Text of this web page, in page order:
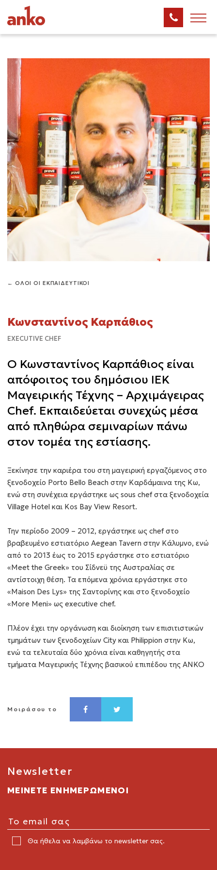
← ΟΛΟΙ ΟΙ ΕΚΠΑΙΔΕΥΤΙΚΟΙ
Κωνσταντίνος Καρπάθιος
EXECUTIVE CHEF
Ο Κωνσταντίνος Καρπάθιος είναι
απόφοιτος του δημόσιου ΙΕΚ
Μαγειρικής Τέχνης – Αρχιμάγειρας
Chef. Εκπαιδεύεται συνεχώς μέσα
από πληθώρα σεμιναρίων πάνω
στον τομέα της εστίασης.
Ξεκίνησε την καριέρα του στη μαγειρική εργαζόμενος στο
ξενοδοχείο Porto Bello Beach στην Καρδάμαινα της Κω,
ενώ στη συνέχεια εργάστηκε ως sous chef στα ξενοδοχεία
Village Hotel και Kos Bay View Resort.
Την περίοδο 2009 – 2012, εργάστηκε ως chef στο
βραβευμένο εστιατόριο Aegean Tavern στην Κάλυμνο, ενώ
από το 2013 έως το 2015 εργάστηκε στο εστιατόριο
«Meet the Greek» του Σίδνεϋ της Αυστραλίας σε
αντίστοιχη θέση. Τα επόμενα χρόνια εργάστηκε στο
«Maison Des Lys» της Σαντορίνης και στο ξενοδοχείο
«More Meni» ως executive chef.
Πλέον έχει την οργάνωση και διοίκηση των επισιτιστικών
τμημάτων των ξενοδοχείων City και Philippion στην Κω,
ενώ τα τελευταία δύο χρόνια είναι καθηγητής στα
τμήματα Μαγειρικής Τέχνης βασικού επιπέδου της ΑΝΚΟ
Μοιράσου το
Newsletter
ΜΕΙΝΕΤΕ ΕΝΗΜΕΡΩΜΕΝΟΙ
Θα ήθελα να λαμβάνω το newsletter σας.